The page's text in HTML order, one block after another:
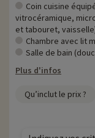
Coin cuisine
vitrocéramique,
et tabouret,
Chambre avec lit
Salle de bain
Plus d'infos
Qu’inclut le prix ?